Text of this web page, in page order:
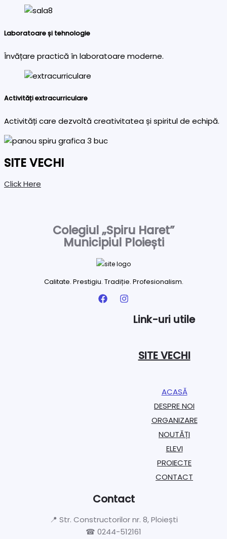
Laboratoare și tehnologie
Învățare practică în laboratoare moderne.
Activități extracurriculare
Activități care dezvoltă creativitatea și spiritul de echipă.
SITE VECHI
Click Here
Colegiul „Spiru Haret”
Municipiul Ploiești
Calitate. Prestigiu. Tradiție. Profesionalism.
Link-uri utile
SITE VECHI
ACASĂ
DESPRE NOI
ORGANIZARE​
NOUTĂȚI
ELEVI
PROIECTE​
CONTACT
Contact
📍 Str. Constructorilor nr. 8, Ploiești
☎ 0244-512161